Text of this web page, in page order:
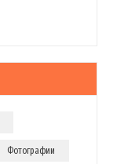
Фотографии